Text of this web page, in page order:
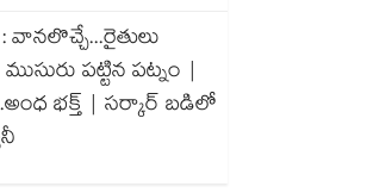
వానలొచ్చే...రైతులు
పట్టిన పట్నం |
భక్త్ | సర్కార్ బడిలో